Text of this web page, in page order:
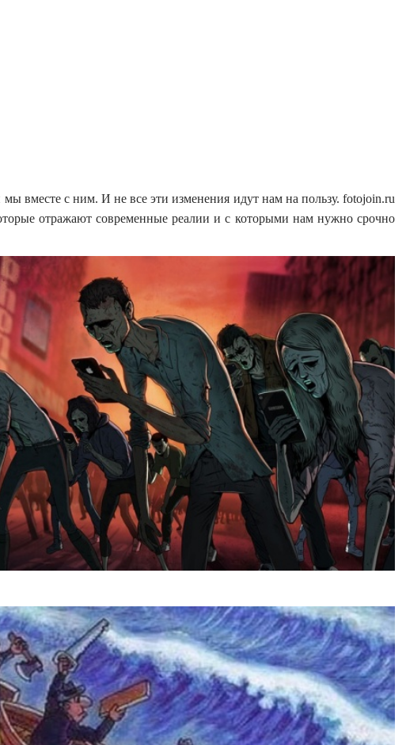
вместе с ним. И не все эти изменения идут нам на пользу. fotojoin.ru
отражают современные реалии и с которыми нам нужно срочно